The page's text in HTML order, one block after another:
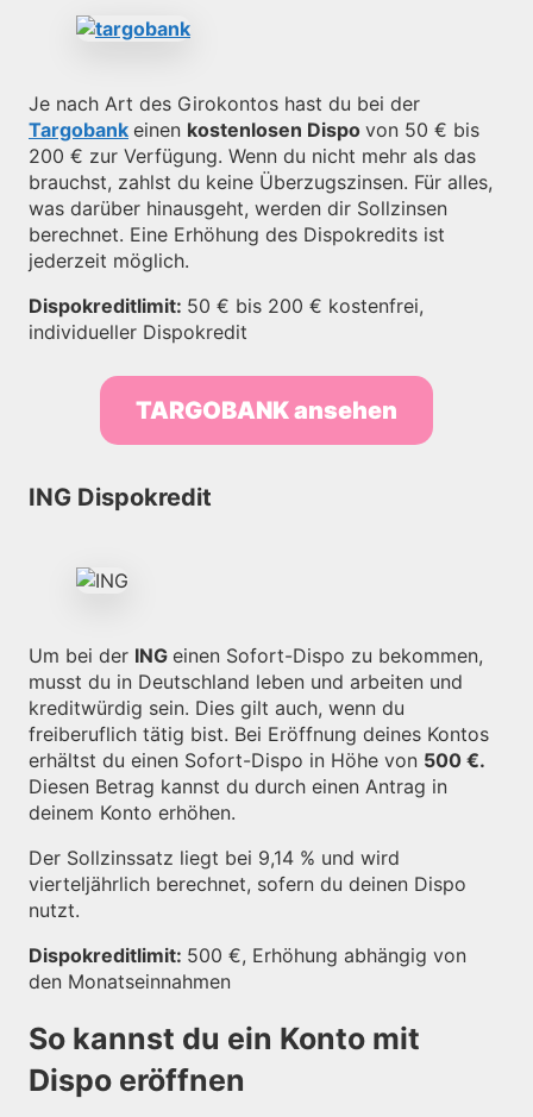
Je nach Art des Girokontos hast du bei der
Targobank einen kostenlosen Dispo von 50 € bis
200 € zur Verfügung. Wenn du nicht mehr als das
brauchst, zahlst du keine Überzugszinsen. Für alles,
was darüber hinausgeht, werden dir Sollzinsen
berechnet. Eine Erhöhung des Dispokredits ist
jederzeit möglich.
Dispokreditlimit: 50 € bis 200 € kostenfrei,
individueller Dispokredit
TARGOBANK ansehen
ING Dispokredit
Um bei der ING einen Sofort-Dispo zu bekommen,
musst du in Deutschland leben und arbeiten und
kreditwürdig sein. Dies gilt auch, wenn du
freiberuflich tätig bist. Bei Eröffnung deines Kontos
erhältst du einen Sofort-Dispo in Höhe von 500 €.
Diesen Betrag kannst du durch einen Antrag in
deinem Konto erhöhen.
Der Sollzinssatz liegt bei 9,14 % und wird
vierteljährlich berechnet, sofern du deinen Dispo
nutzt.
Dispokreditlimit: 500 €, Erhöhung abhängig von
den Monatseinnahmen
So kannst du ein Konto mit
Dispo eröffnen